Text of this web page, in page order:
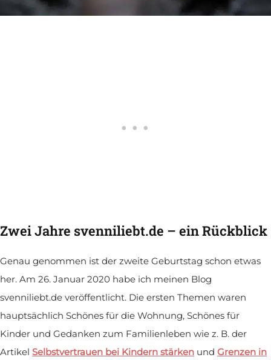
Zwei Jahre svenniliebt.de – ein Rückblick
Genau genommen ist der zweite Geburtstag schon etwas
her. Am 26. Januar 2020 habe ich meinen Blog
svenniliebt.de veröffentlicht. Die ersten Themen waren
hauptsächlich Schönes für die Wohnung, Schönes für
Kinder und Gedanken zum Familienleben wie z. B. der
Artikel Selbstvertrauen bei Kindern stärken und Grenzen in